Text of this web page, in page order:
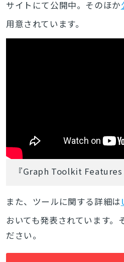
サイトにて公開中。そのほか
用意されています。
『Graph Toolkit Features
また、ツールに関する詳細は
おいても発表されています。
ださい。